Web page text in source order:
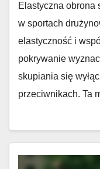
Elastyczna obrona
w sportach
elastyczność i
pokrywanie
skupiania się
przeciwnikach. Ta